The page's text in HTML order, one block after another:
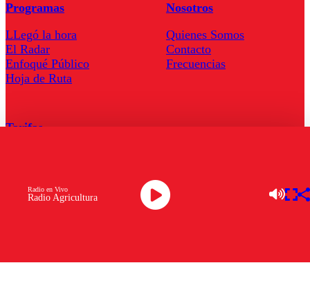
Radio Agricultura
Radio en Vivo
Programas
LLegó la hora
El Radar
Enfoqué Público
Hoja de Ruta
Nosotros
Quienes Somos
Contacto
Frecuencias
Tarifas
Descarga la APP